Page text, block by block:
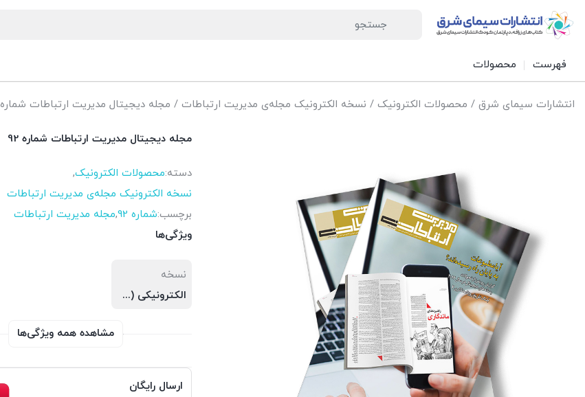
فهرست محصولات
انتشارات سیمای شرق / محصولات الکترونیک / نسخه الکترونیک مجله‌ی مدیریت ارتباطات / مجله دیجیتال مدیریت ارتباطات شماره 92
مجله دیجیتال مدیریت ارتباطات شماره 92
دسته:محصولات الکترونیک,
نسخه الکترونیک مجله‌ی مدیریت ارتباطات
برچسب:شماره 92 ,مجله مدیریت ارتباطات
ویژگی‌ها
نسخه
الکترونیکی (PDF)
مشاهده همه ویژگی‌ها
ارسال رایگان